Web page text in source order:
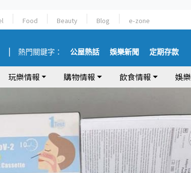
Food Beauty Blog e-zone
熱門關鍵字： 公屋熱話 娛樂新聞 定期存款
玩樂情報 購物情報 飲食情報 娛樂